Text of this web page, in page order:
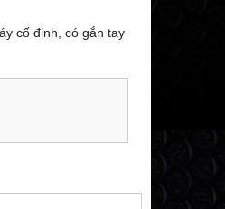
cố định, có gắn tay